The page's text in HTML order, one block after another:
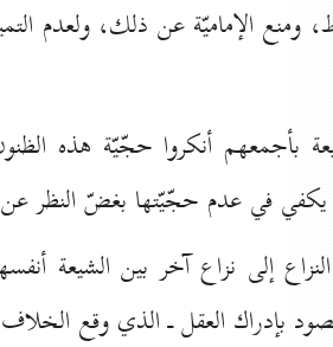
ومنع الإماميّة عن ذلك، ولعدم
بأجمعهم أنكروا حجّيّة هذه
يكفي في عدم حجّيّتها بغضّ النظر
إلى نزاع آخر بين الشيعة
بإدراك العقل ـ الذي وقع